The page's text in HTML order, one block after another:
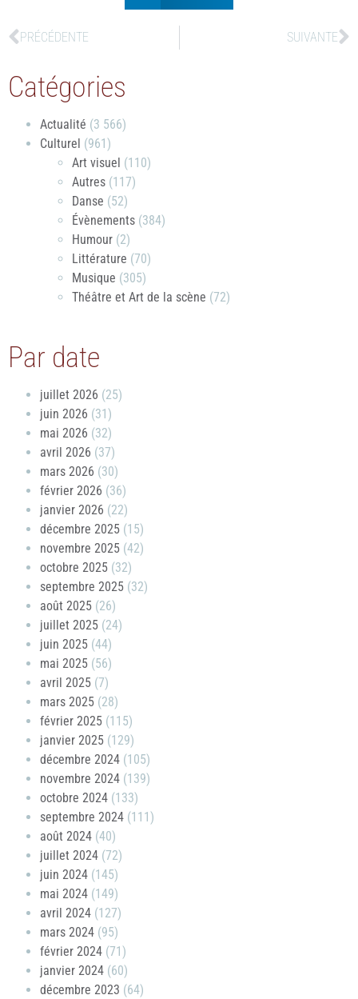
PRÉCÉDENTE SUIVANTE
Catégories
Actualité (3 566)
Culturel (961)
Art visuel (110)
Autres (117)
Danse (52)
Évènements (384)
Humour (2)
Littérature (70)
Musique (305)
Théâtre et Art de la scène (72)
Par date
juillet 2026 (25)
juin 2026 (31)
mai 2026 (32)
avril 2026 (37)
mars 2026 (30)
février 2026 (36)
janvier 2026 (22)
décembre 2025 (15)
novembre 2025 (42)
octobre 2025 (32)
septembre 2025 (32)
août 2025 (26)
juillet 2025 (24)
juin 2025 (44)
mai 2025 (56)
avril 2025 (7)
mars 2025 (28)
février 2025 (115)
janvier 2025 (129)
décembre 2024 (105)
novembre 2024 (139)
octobre 2024 (133)
septembre 2024 (111)
août 2024 (40)
juillet 2024 (72)
juin 2024 (145)
mai 2024 (149)
avril 2024 (127)
mars 2024 (95)
février 2024 (71)
janvier 2024 (60)
décembre 2023 (64)